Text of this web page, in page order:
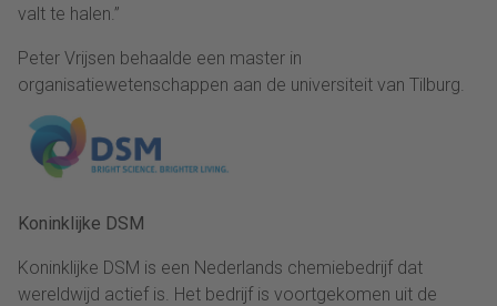
valt te halen.”
Peter Vrijsen behaalde een master in
organisatiewetenschappen aan de universiteit van Tilburg.
Koninklijke DSM
Koninklijke DSM is een Nederlands chemiebedrijf dat
wereldwijd actief is. Het bedrijf is voortgekomen uit de